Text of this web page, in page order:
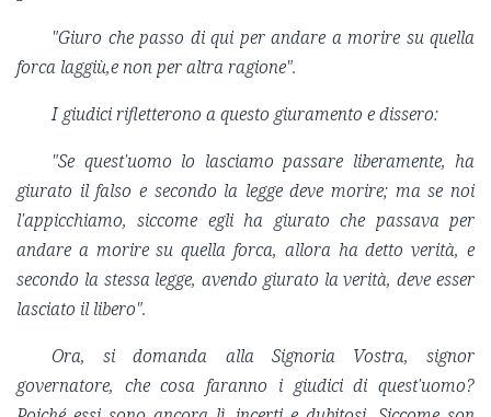
"Giuro che passo di qui per andare a morire su quella
forca laggiù,e non per altra ragione".
I giudici rifletterono a questo giuramento e dissero:
"Se quest'uomo lo lasciamo passare liberamente, ha
giurato il falso e secondo la legge deve morire; ma se noi
l'appicchiamo, siccome egli ha giurato che passava per
andare a morire su quella forca, allora ha detto verità, e
secondo la stessa legge, avendo giurato la verità, deve esser
lasciato il libero".
Ora, si domanda alla Signoria Vostra, signor
governatore, che cosa faranno i giudici di quest'uomo?